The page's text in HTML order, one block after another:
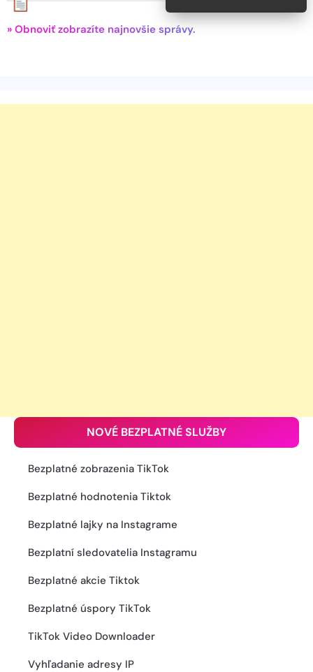
» Obnoviť zobrazíte najnovšie správy.
NOVÉ BEZPLATNÉ SLUŽBY
Bezplatné zobrazenia TikTok
Bezplatné hodnotenia Tiktok
Bezplatné lajky na Instagrame
Bezplatní sledovatelia Instagramu
Bezplatné akcie Tiktok
Bezplatné úspory TikTok
TikTok Video Downloader
Vyhľadanie adresy IP